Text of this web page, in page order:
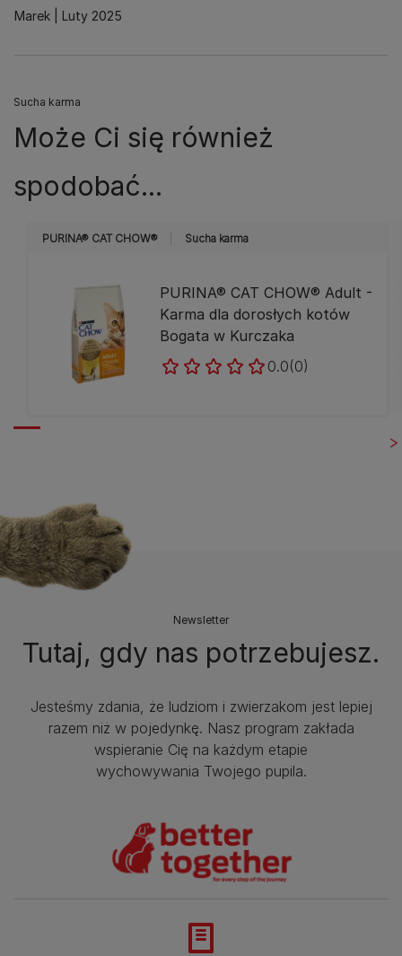
Marek Luty 2025
Sucha karma
Może Ci się również
spodobać...
PURINA® CAT CHOW® Sucha karma
PURINA® CAT CHOW® Adult -
Karma dla dorosłych kotów
Bogata w Kurczaka
0.0(0)
Newsletter
Tutaj, gdy nas potrzebujesz.
Jesteśmy zdania, że ludziom i zwierzakom jest lepiej
razem niż w pojedynkę. Nasz program zakłada
wspieranie Cię na każdym etapie
wychowywania Twojego pupila.